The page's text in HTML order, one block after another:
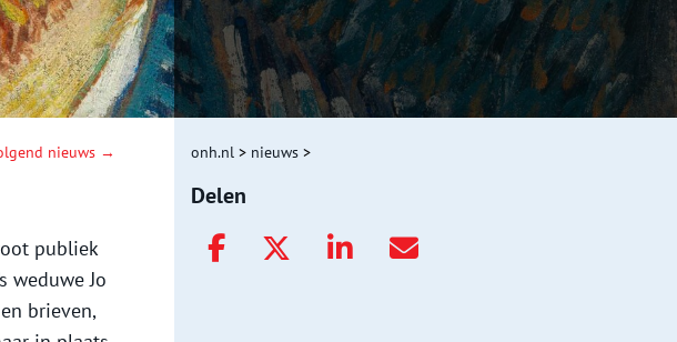
nieuws →
publiek
weduwe Jo
brieven,
onh.nl > nieuws >
Delen